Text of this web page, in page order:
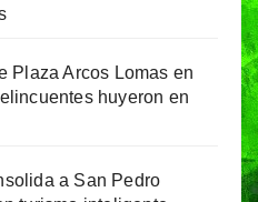
Plaza Arcos Lomas en
huyeron en
a San Pedro